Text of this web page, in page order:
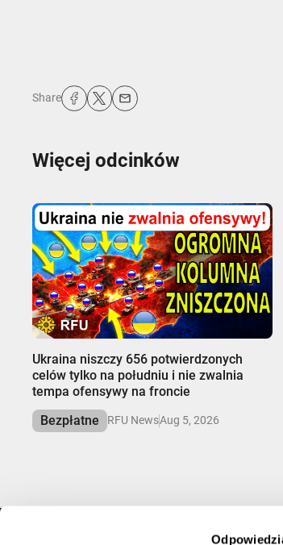
Share
Więcej odcinków
Ukraina niszczy 656 potwierdzonych
celów tylko na południu i nie zwalnia
tempa ofensywy na froncie
Bezpłatne
RFU NewsAug 5, 2026